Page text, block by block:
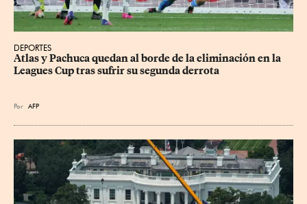
DEPORTES
Atlas y Pachuca quedan al borde de la eliminación en la
Leagues Cup tras sufrir su segunda derrota
Por AFP